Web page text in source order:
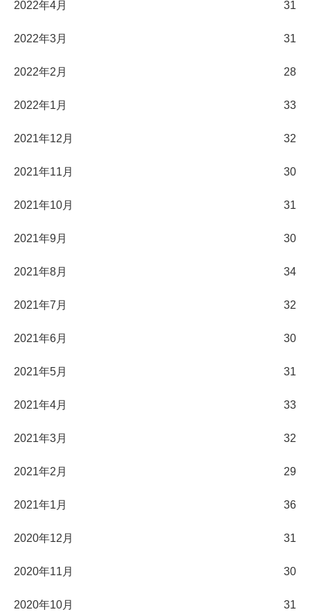
2022年4月 31
2022年3月 31
2022年2月 28
2022年1月 33
2021年12月 32
2021年11月 30
2021年10月 31
2021年9月 30
2021年8月 34
2021年7月 32
2021年6月 30
2021年5月 31
2021年4月 33
2021年3月 32
2021年2月 29
2021年1月 36
2020年12月 31
2020年11月 30
2020年10月 31